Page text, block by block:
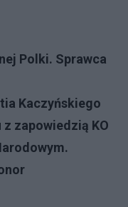
Polki. Sprawca
Kaczyńskiego
zapowiedzią KO